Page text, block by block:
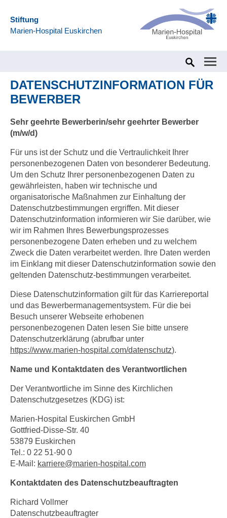
Stiftung
Marien-Hospital Euskirchen
DATENSCHUTZINFORMATION FÜR
BEWERBER
Sehr geehrte Bewerberin/sehr geehrter Bewerber
(m/w/d)
Für uns ist der Schutz und die Vertraulichkeit Ihrer
personenbezogenen Daten von besonderer Bedeutung.
Um den Schutz Ihrer personenbezogenen Daten zu
gewährleisten, haben wir technische und
organisatorische Maßnahmen zur Einhaltung der
Datenschutzbestimmungen ergriffen. Mit dieser
Datenschutzinformation informieren wir Sie darüber, wie
wir im Rahmen Ihres Bewerbungsprozesses
personenbezogene Daten erheben und zu welchem
Zweck die Daten verarbeitet werden. Ihre Daten werden
im Einklang mit dieser Datenschutzinformation sowie den
geltenden Datenschutz-bestimmungen verarbeitet.
Diese Datenschutzinformation gilt für das Karriereportal
und das Bewerbermanagementsystem. Für die bei
Besuch unserer Webseite erhobenen
personenbezogenen Daten lesen Sie bitte unsere
Datenschutzerklärung (abrufbar unter
https://www.marien-hospital.com/datenschutz).
Name und Kontaktdaten des Verantwortlichen
Der Verantwortliche im Sinne des Kirchlichen
Datenschutzgesetzes (KDG) ist:
Marien-Hospital Euskirchen GmbH
Gottfried-Disse-Str. 40
53879 Euskirchen
Tel.: 0 22 51-90 0
E-Mail: karriere@marien-hospital.com
Kontaktdaten des Datenschutzbeauftragten
Richard Vollmer
Datenschutzbeauftragter